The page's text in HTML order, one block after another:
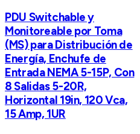
PDU Switchable y
Monitoreable por Toma
(MS) para Distribución de
Energía, Enchufe de
Entrada NEMA 5-15P, Con
8 Salidas 5-20R,
Horizontal 19in, 120 Vca,
15 Amp, 1UR